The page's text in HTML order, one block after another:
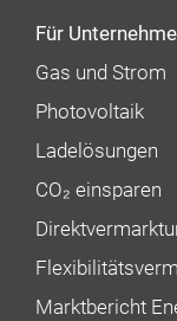
Für
Gas und Strom
Photovoltaik
Ladelösungen
CO₂ einsparen
Marktbericht